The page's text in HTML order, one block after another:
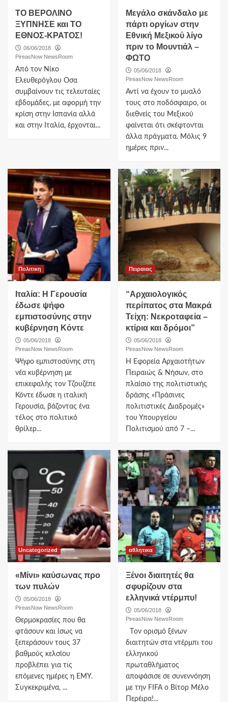
ΤΟ ΒΕΡΟΛΙΝΟ
ΞΥΠΝΗΣΕ και ΤΟ
ΕΘΝΟΣ-ΚΡΑΤΟΣ!
06/06/2018
PireasNow NewsRoom
Από τον Νίκο
Ελευθερόγλου Oσα
συμβαίνουν τις τελευταίες
εβδομάδες, με αφορμή την
κρίση στην Ισπανία αλλά
και στην Ιταλία, έρχονται...
Μεγάλο σκάνδαλο με
πάρτι οργίων στην
Εθνική Μεξικού λίγο
πριν το Μουντιάλ –
ΦΩΤΟ
05/06/2018
PireasNow NewsRoom
Αντί να έχουν το μυαλό
τους στο ποδόσφαιρο, οι
διεθνείς του Μεξικού
φαίνεται ότι σκέφτονται
άλλα πράγματα. Μόλις 9
ημέρες πριν...
Πολιτικη
Ιταλία: Η Γερουσία
έδωσε ψήφο
εμπιστοσύνης στην
κυβέρνηση Κόντε
05/06/2018
PireasNow NewsRoom
Ψήφο εμπιστοσύνης στη
νέα κυβέρνηση με
επικεφαλής τον Τζουζέπε
Κόντε έδωσε η ιταλική
Γερουσία, βάζοντας ένα
τέλος στο πολιτικό
θρίλερ...
Πειραιας
“Αρχαιολογικός
περίπατος στα Μακρά
Τείχη: Νεκροταφεία –
κτίρια και δρόμοι”
05/06/2018
PireasNow NewsRoom
Η Εφορεία Αρχαιοτήτων
Πειραιώς & Νήσων, στο
πλαίσιο της πολιτιστικής
δράσης «Πράσινες
πολιτιστικές Διαδρομές»
του Υπουργείου
Πολιτισμού από 7 –...
Uncategorized
«Μίνι» καύσωνας προ
των πυλών
05/06/2018
PireasNow NewsRoom
Θερμοκρασίες που θα
φτάσουν και ίσως να
ξεπεράσουν τους 37
βαθμούς κελσίου
προβλέπει για τις
επόμενες ημέρες η ΕΜΥ.
Συγκεκριμένα, ...
αθλητικα
Ξένοι διαιτητές θα
σφυρίζουν στα
ελληνικά ντέρμπυ!
05/06/2018
PireasNow NewsRoom
Tον ορισμό ξένων
διαιτητών στα ντέρμπι του
ελληνικού
πρωταθλήματος
αποφάσισε σε συνεννόηση
με την FIFA ο Βίτορ Μέλο
Περέιρα!...